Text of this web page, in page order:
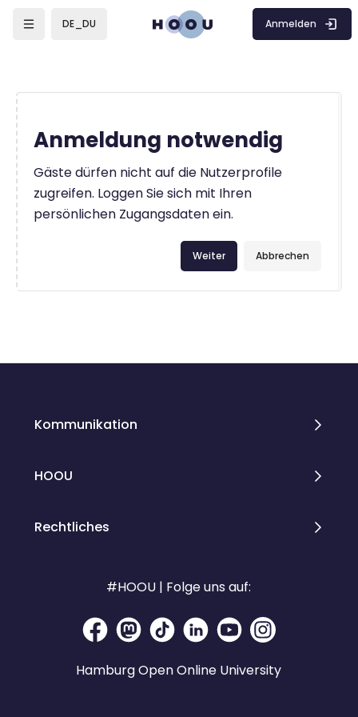
DE_DU Anmelden
Anmeldung notwendig
Gäste dürfen nicht auf die Nutzerprofile
zugreifen. Loggen Sie sich mit Ihren
persönlichen Zugangsdaten ein.
Abbrechen
Weiter
Kommunikation
HOOU
Rechtliches
#HOOU | Folge uns auf:
Hamburg Open Online University